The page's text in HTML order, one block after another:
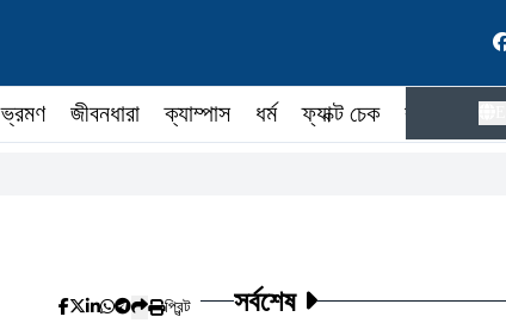
ভ্রমণ জীবনধারা ক্যাম্পাস ধর্ম ফ্যাক্ট চেক কর্মকর্তা
প্রিন্ট সর্বশেষ